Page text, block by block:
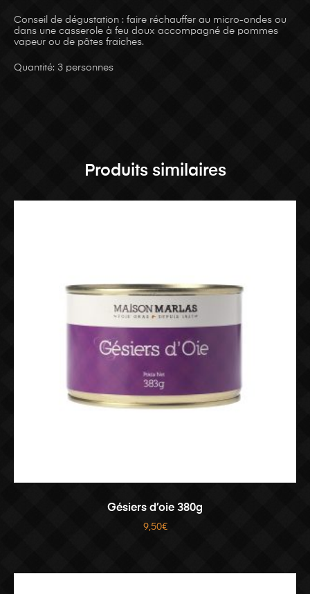
Conseil de dégustation : faire réchauffer au micro-ondes ou
dans une casserole à feu doux accompagné de pommes
vapeur ou de pâtes fraiches.
Quantité: 3 personnes
Produits similaires
AJOUTER AU PANIER
Gésiers d’oie 380g
9,50€